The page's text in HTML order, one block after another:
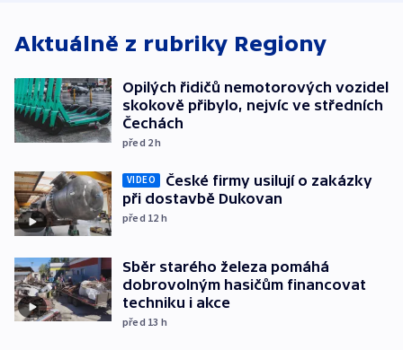
Aktuálně z rubriky Regiony
Opilých řidičů nemotorových vozidel
skokově přibylo, nejvíc ve středních
Čechách
před 2h
VIDEO
České firmy usilují o zakázky
při dostavbě Dukovan
před 12 h
Sběr starého železa pomáhá
dobrovolným hasičům financovat
techniku i akce
před 13 h